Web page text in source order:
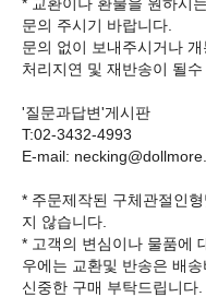
문의 주시기 바랍니다.
문의 없이 보내주시거나
처리지연 및 재반송이 될수
'질문과답변'게시판
T:02-3432-4993
E-mail:
* 주문제작된 구체관절인
지 않습니다.
* 고객의 변심이나 물품에
우에는 교환및 반송은 배
신중한 구매 부탁드립니다.